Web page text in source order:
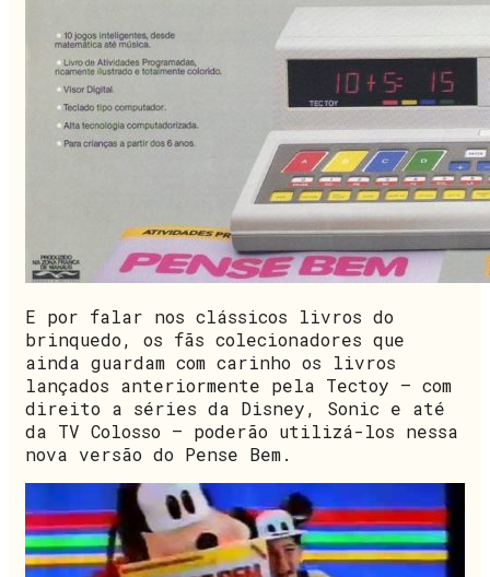
E por falar nos clássicos livros do
brinquedo, os fãs colecionadores que
ainda guardam com carinho os livros
lançados anteriormente pela Tectoy — com
direito a séries da Disney, Sonic e até
da TV Colosso — poderão utilizá-los nessa
nova versão do Pense Bem.